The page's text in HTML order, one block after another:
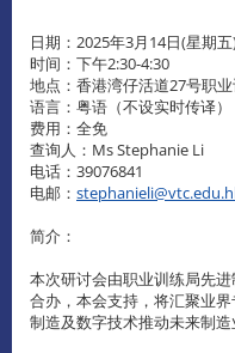
日期：2025年3月14日(星期
时间：下午2:30-4:30
地点：香港湾仔活道27号职
语言：粤语（不设实时传译）
费用：全免
查询人：Ms Stephanie Li
电话：39076841
电邮：
简介：
本次研讨会由职业训练局先
合办，本会支持，将汇聚业
制造及数字技术推动未来制造